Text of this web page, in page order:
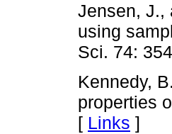
Jensen, J.,
using
Sci. 74:
Kennedy,
properties
[ Links ]